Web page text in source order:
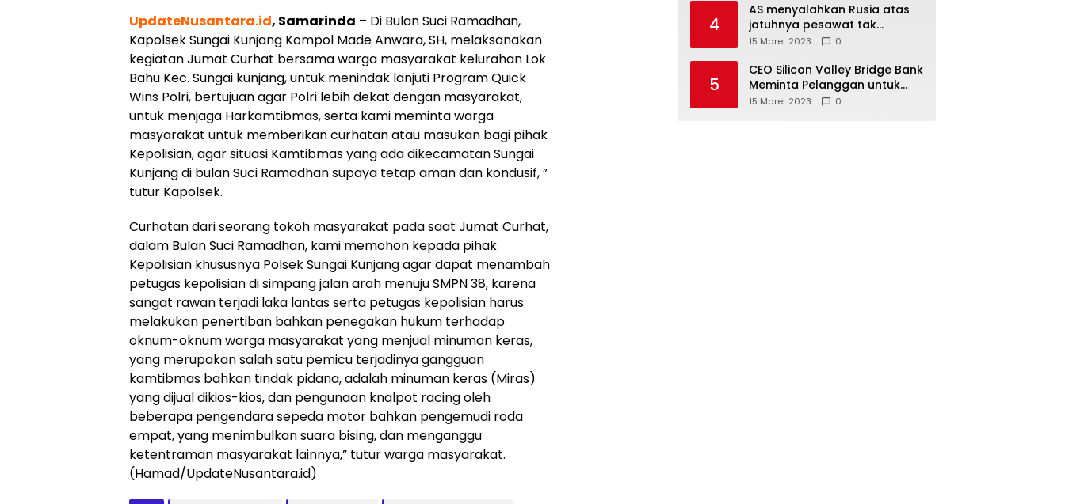
UpdateNusantara.id, Samarinda – Di Bulan Suci Ramadhan,
Kapolsek Sungai Kunjang Kompol Made Anwara, SH, melaksanakan
kegiatan Jumat Curhat bersama warga masyarakat kelurahan Lok
Bahu Kec. Sungai kunjang, untuk menindak lanjuti Program Quick
Wins Polri, bertujuan agar Polri lebih dekat dengan masyarakat,
untuk menjaga Harkamtibmas, serta kami meminta warga
masyarakat untuk memberikan curhatan atau masukan bagi pihak
Kepolisian, agar situasi Kamtibmas yang ada dikecamatan Sungai
Kunjang di bulan Suci Ramadhan supaya tetap aman dan kondusif, ”
tutur Kapolsek.
Curhatan dari seorang tokoh masyarakat pada saat Jumat Curhat,
dalam Bulan Suci Ramadhan, kami memohon kepada pihak
Kepolisian khususnya Polsek Sungai Kunjang agar dapat menambah
petugas kepolisian di simpang jalan arah menuju SMPN 38, karena
sangat rawan terjadi laka lantas serta petugas kepolisian harus
melakukan penertiban bahkan penegakan hukum terhadap
oknum-oknum warga masyarakat yang menjual minuman keras,
yang merupakan salah satu pemicu terjadinya gangguan
kamtibmas bahkan tindak pidana, adalah minuman keras (Miras)
yang dijual dikios-kios, dan pengunaan knalpot racing oleh
beberapa pengendara sepeda motor bahkan pengemudi roda
empat, yang menimbulkan suara bising, dan menganggu
ketentraman masyarakat lainnya,” tutur warga masyarakat.
(Hamad/UpdateNusantara.id)
4
AS menyalahkan Rusia atas
jatuhnya pesawat tak
berawak di Laut Hitam,
15 Maret 2023 0
5
CEO Silicon Valley Bridge Bank
Meminta Pelanggan untuk
menyetor ulang dana Mereka
15 Maret 2023 0